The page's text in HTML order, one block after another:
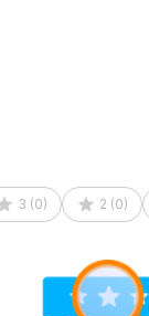
Anti Slip
3 (0) 2 (0)